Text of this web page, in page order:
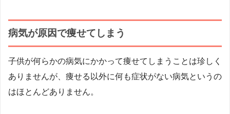
病気が原因で痩せてしまう
子供が何らかの病気にかかって痩せてしまうことは珍しく
ありませんが、痩せる以外に何も症状がない病気というの
はほとんどありません。